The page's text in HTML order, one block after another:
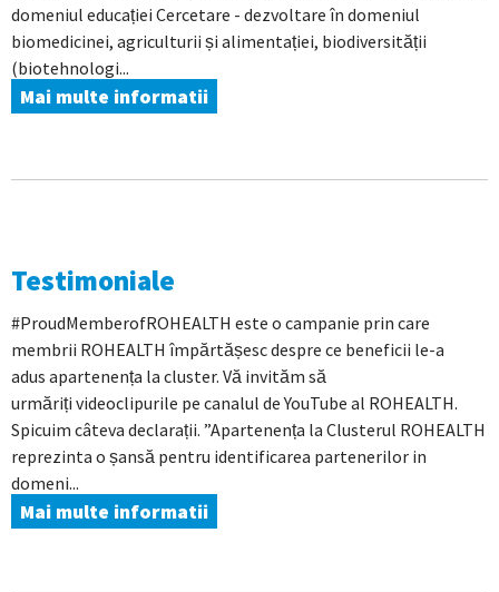
domeniul educației Cercetare - dezvoltare în domeniul
biomedicinei, agriculturii și alimentației, biodiversității
(biotehnologi...
Mai multe informatii
Testimoniale
#ProudMemberofROHEALTH este o campanie prin care
membrii ROHEALTH împărtășesc despre ce beneficii le-a
adus apartenența la cluster. Vă invităm să
urmăriți videoclipurile pe canalul de YouTube al ROHEALTH.
Spicuim câteva declarații. ”Apartenența la Clusterul ROHEALTH
reprezinta o șansă pentru identificarea partenerilor in
domeni...
Mai multe informatii